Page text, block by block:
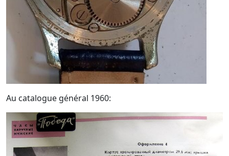
Au catalogue général 1960: